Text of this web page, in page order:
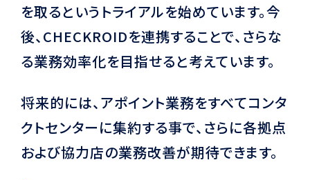
を取るというトライアルを始めています。今
後、CHECKROIDを連携することで、さらな
る業務効率化を目指せると考えています。
将来的には、アポイント業務をすべてコンタ
クトセンターに集約する事で、さらに各拠点
および協力店の業務改善が期待できます。